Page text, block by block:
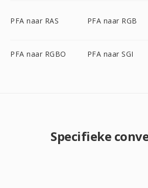
PFA naar RAS PFA naar RGB
PFA naar RGBO PFA naar SGI
Specifieke